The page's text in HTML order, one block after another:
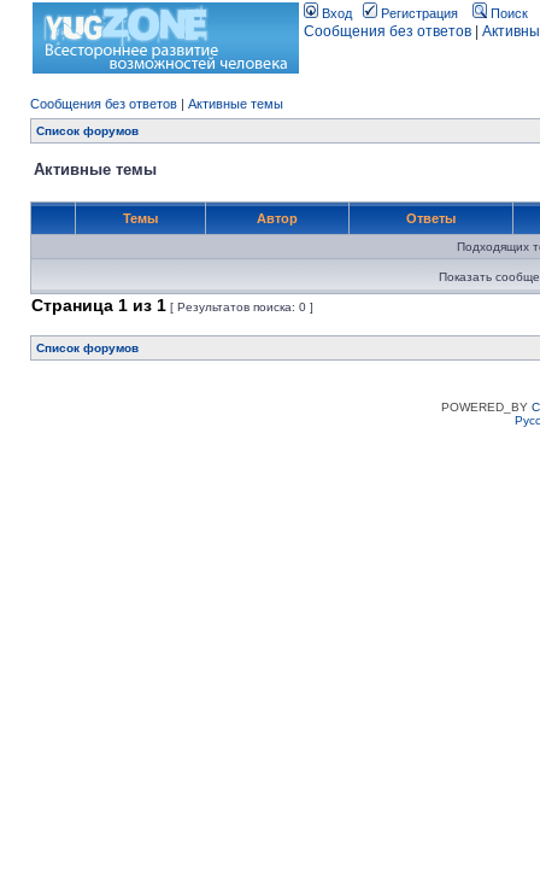
Вход Регистрация Поиск
Сообщения без ответов
Сообщения без ответов | Активные темы
Список форумов
Активные темы
Темы Автор Ответы
Подходящих
Показать
Страница 1 из 1 [ Результатов поиска: 0 ]
Список форумов
POWERED_BY